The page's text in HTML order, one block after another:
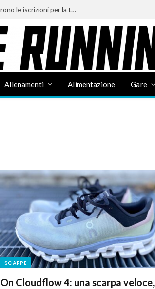
Mezza Maratona d’Italia 2027: a settembre aprono le iscrizioni per la terza edizione, disponibili solo 10.000 pettorali
Allenamenti Alimentazione Gare
SCARPE
On Cloudflow 4: una scarpa veloce,